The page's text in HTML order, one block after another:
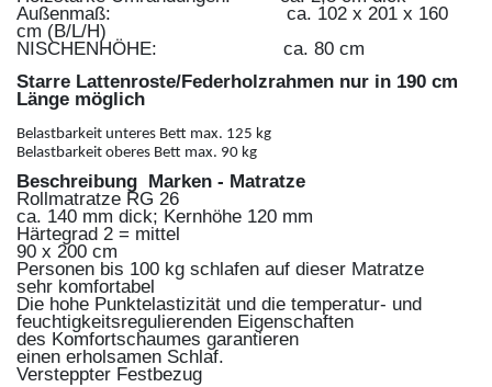
Außenmaß: ca. 102 x 201 x 160
cm (B/L/H)
NISCHENHÖHE: ca. 80 cm
Starre Lattenroste/Federholzrahmen nur in 190 cm
Länge möglich
Belastbarkeit unteres Bett max. 125 kg
Belastbarkeit oberes Bett max. 90 kg
Beschreibung Marken - Matratze
Rollmatratze RG 26
ca. 140 mm dick; Kernhöhe 120 mm
Härtegrad 2 = mittel
90 x 200 cm
Personen bis 100 kg schlafen auf dieser Matratze
sehr komfortabel
Die hohe Punktelastizität und die temperatur- und
feuchtigkeitsregulierenden Eigenschaften
des Komfortschaumes garantieren
einen erholsamen Schlaf.
Versteppter Festbezug